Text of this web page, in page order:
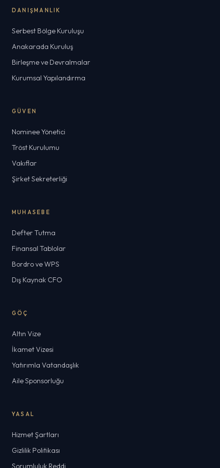
DANIŞMANLIK
Serbest Bölge Kuruluşu
Anakarada Kuruluş
Birleşme ve Devralmalar
Kurumsal Yapılandırma
GÜVEN
Nominee Yönetici
Tröst Kurulumu
Vakıflar
Şirket Sekreterliği
MUHASEBE
Defter Tutma
Finansal Tablolar
Bordro ve WPS
Dış Kaynak CFO
GÖÇ
Altın Vize
İkamet Vizesi
Yatırımla Vatandaşlık
Aile Sponsorluğu
YASAL
Hizmet Şartları
Gizlilik Politikası
Sorumluluk Reddi